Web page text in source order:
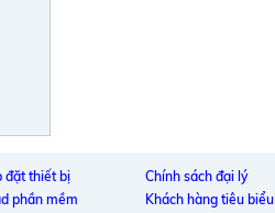
đặt thiết bị
phần mềm
Chính sách đại lý
Khách hàng tiêu biểu